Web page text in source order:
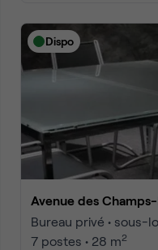
Dispo
Avenue des
Bureau privé • sous-
7 postes • 28 m2